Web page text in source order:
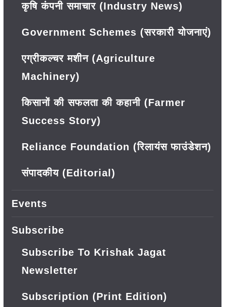
कृषि कंपनी समाचार (Industry News)
Government Schemes (सरकारी योजनाएं)
एग्रीकल्चर मशीन (Agriculture
Machinery)
किसानों की सफलता की कहानी (Farmer
Success Story)
Reliance Foundation (रिलायंस फाउंडेशन)
संपादकीय (Editorial)
Events
Subscribe
Subscribe To Krishak Jagat
Newsletter
Subscription (Print Edition)